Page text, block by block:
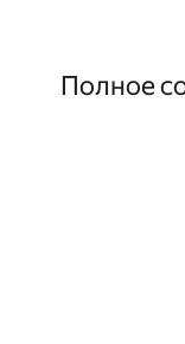
Полное